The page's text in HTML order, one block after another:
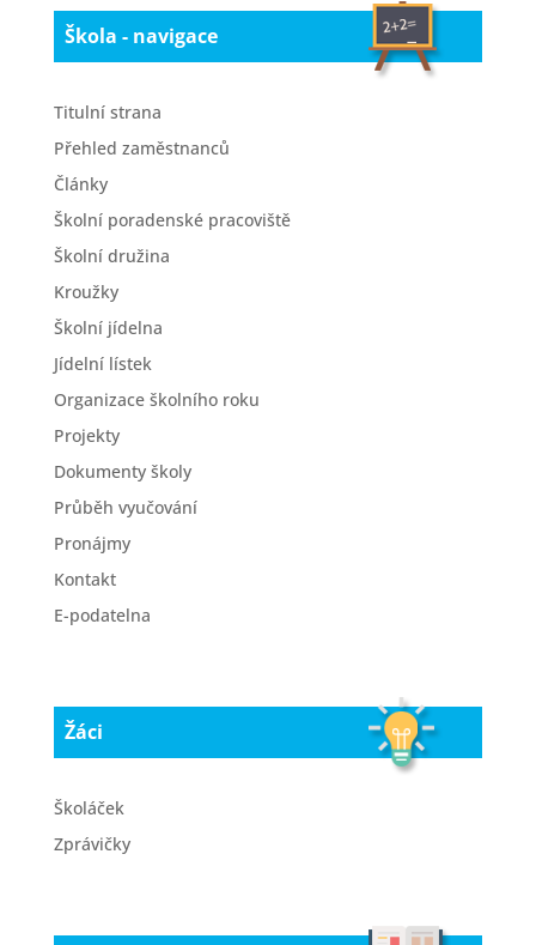
Škola - navigace
Titulní strana
Přehled zaměstnanců
Články
Školní poradenské pracoviště
Školní družina
Kroužky
Školní jídelna
Jídelní lístek
Organizace školního roku
Projekty
Dokumenty školy
Průběh vyučování
Pronájmy
Kontakt
E-podatelna
Žáci
Školáček
Zprávičky